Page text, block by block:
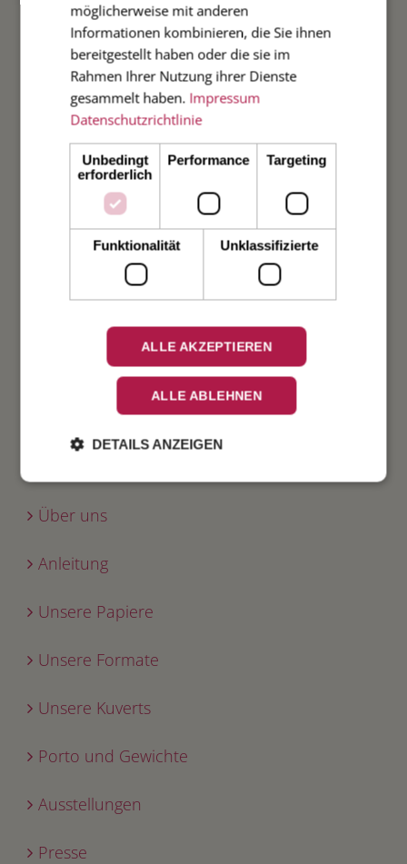
BELIEBTE ANLÄSSE
Hochzeit
Weihnachten
Taufe
Geburt
Über uns
Anleitung
Unsere Papiere
Unsere Formate
Unsere Kuverts
Porto und Gewichte
Ausstellungen
Presse
möglicherweise mit anderen
Informationen kombinieren, die Sie ihnen
bereitgestellt haben oder die sie im
Rahmen Ihrer Nutzung ihrer Dienste
gesammelt haben. Impressum
Datenschutzrichtlinie
Unbedingt
erforderlich
Performance Targeting
Funktionalität Unklassifizierte
ALLE AKZEPTIEREN
ALLE ABLEHNEN
DETAILS ANZEIGEN